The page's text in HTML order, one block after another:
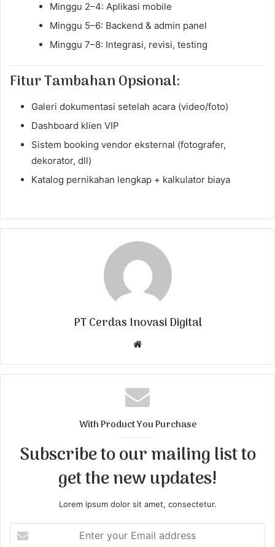
Minggu 2–4: Aplikasi mobile
Minggu 5–6: Backend & admin panel
Minggu 7–8: Integrasi, revisi, testing
Fitur Tambahan Opsional:
Galeri dokumentasi setelah acara (video/foto)
Dashboard klien VIP
Sistem booking vendor eksternal (fotografer,
dekorator, dll)
Katalog pernikahan lengkap + kalkulator biaya
PT Cerdas Inovasi Digital
b
s
i
With Product You Purchase
Subscribe to our mailing list to
get the new updates!
Lorem ipsum dolor sit amet, consectetur.